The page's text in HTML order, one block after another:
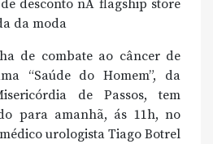
desconto nA flagship store
da moda
de combate ao câncer de
“Saúde do Homem”, da
de Passos, tem
para amanhã, ás 11h, no
urologista Tiago Botrel